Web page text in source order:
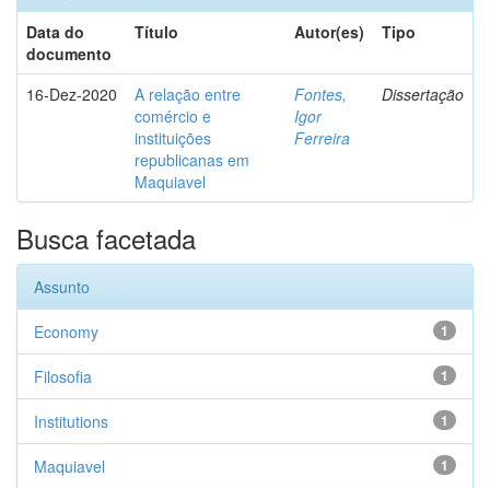
Data do
documento
Título Autor(es) Tipo
16-Dez-2020
A relação entre
comércio e
instituições
republicanas em
Maquiavel
Fontes,
Igor
Ferreira
Dissertação
Busca facetada
Assunto
1
Economy
1
Filosofia
1
Institutions
1
Maquiavel